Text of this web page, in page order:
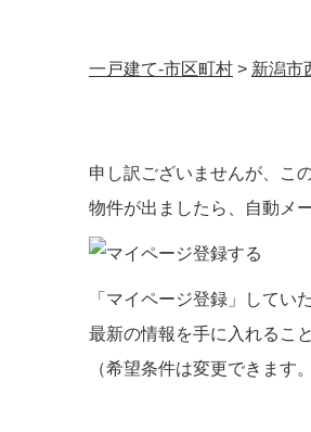
一戸建て-市区町村 > 新潟市
申し訳ございませんが、こ
物件が出ましたら、自動メ
「マイページ登録」 してい
最新の情報を手に入れるこ
（希望条件は変更できます